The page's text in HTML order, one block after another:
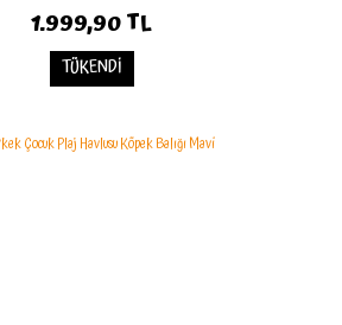
1.999,90 TL
TÜKENDİ